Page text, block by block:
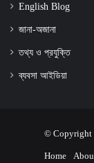
English Blog
জানা-অজানা
তথ্য ও প্রযুক্তি
ব্যবসা আইডিয়া
© Copyright
Home